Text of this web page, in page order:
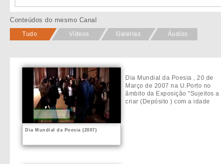
Conteúdos do mesmo Canal
Tudo Vídeos Galerias Áudios
Dia Mundial da Poesia (2007)
Dia Mundial da Poesia , 20 de
Março de 2007 na U.Porto no
âmbito da Exposição "Sujeitos a
criar (Depósito ) com a idade